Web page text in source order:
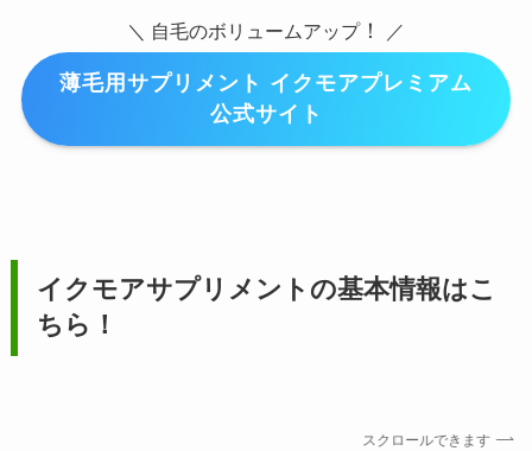
＼ 自毛のボリュームアップ！ ／
薄毛用サプリメント イクモアプレミアム
公式サイト
イクモアサプリメントの基本情報はこ
ちら！
スクロールできます